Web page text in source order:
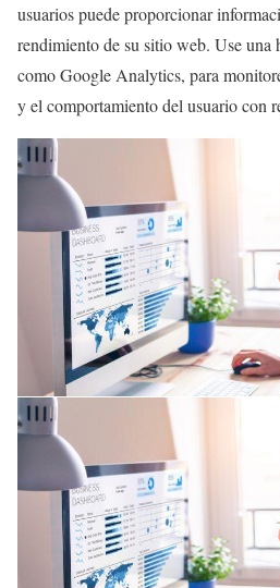
usuarios puede proporcionar
rendimiento de su sitio web. Use una
como Google Analytics, para
y el comportamiento del usuario con